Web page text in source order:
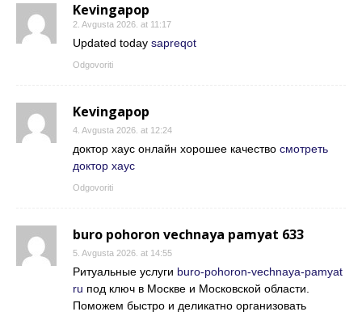
Kevingapop
2. Avgusta 2026. at 11:17
Updated today sapreqot
Odgovoriti
Kevingapop
4. Avgusta 2026. at 12:24
доктор хаус онлайн хорошее качество смотреть
доктор хаус
Odgovoriti
buro pohoron vechnaya pamyat 633
5. Avgusta 2026. at 14:55
Ритуальные услуги buro-pohoron-vechnaya-pamyat
ru под ключ в Москве и Московской области.
Поможем быстро и деликатно организовать